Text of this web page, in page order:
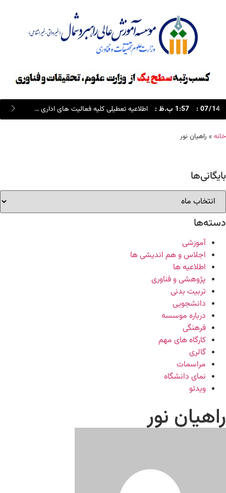
14
/
07
: 1:57 ب.ظ : اطلاعیه تعطیلی کلیه فعالیت های اداری و آموزشی در روز های چهارشنبه و پنجشنبه 24 و 25 تیر ماه 1405
خانه » راهیان نور
بایگانی‌ها
دسته‌ها
آموزشی
اجلاس و هم اندیشی ها
اطلاعیه ها
پژوهشی و فناوری
تربیت بدنی
دانشجویی
درباره موسسه
فرهنگی
کارگاه های مهم
گالری
مراسمات
نمای دانشگاه
ویدئو
راهیان نور